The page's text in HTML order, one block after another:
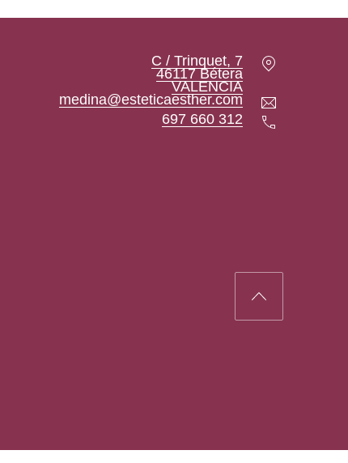
C / Trinquet, 7
46117 Bétera
VALENCIANew Window
medina@esteticaesther.com
697 660 312
Back to Top